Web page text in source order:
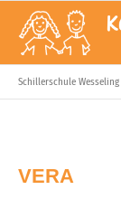
Schillerschule Wesseling
VERA